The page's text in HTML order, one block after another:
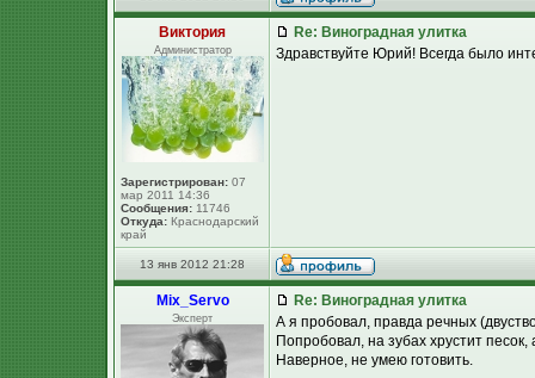
Виктория
Администратор
Зарегистрирован: 07
мар 2011 14:36
Сообщения: 11746
Откуда: Краснодарский
край
Re: Виноградная улитка
Здравствуйте Юрий! Всегда было
13 янв 2012 21:28
Mix_Servo
Эксперт
Re: Виноградная улитка
А я пробовал, правда речных
Попробовал, на зубах хрустит
Наверное, не умею готовить.